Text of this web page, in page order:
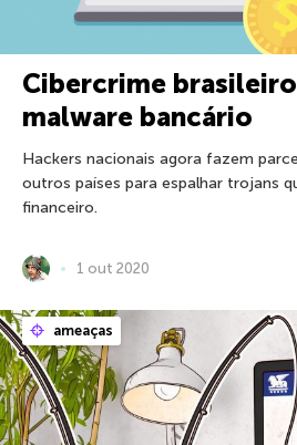
Cibercrime
malware bancário
Hackers nacionais agora fazem
outros países para espalhar trojans
financeiro.
1 out 2020
ameaças